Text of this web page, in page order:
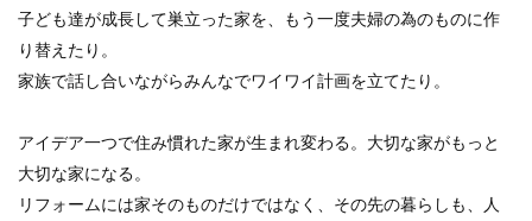
子ども達が成長して巣立った家を、もう一度夫婦の為のものに作
り替えたり。
家族で話し合いながらみんなでワイワイ計画を立てたり。
アイデア一つで住み慣れた家が生まれ変わる。大切な家がもっと
大切な家になる。
リフォームには家そのものだけではなく、その先の暮らしも、人